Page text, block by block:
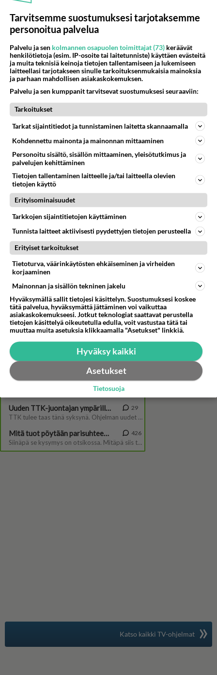
sanavalmis Riitta Väisänen oli
täyskymppi Kymppitonniin!
PARAS LEFFA IKINÄ
Kokkisota-studiossa lentää
läppä - Harri Syrjänen saa
kuitenkin kerrottua
suosikkileffansa!
Katso kaikki TV-ohjelmat »
Tarvitsemme suostumuksesi tarjotaksemme
personoitua palvelua
Palvelu ja sen kolmannen osapuolen toimittajat (73) keräävät
henkilötietoja (esim. IP-osoite tai laitetunniste) käyttäen evästeitä
ja muita teknisiä keinoja tietojen tallentamiseen ja lukemiseen
laitteellasi tarjotakseen sinulle tarkoituksenmukaisia mainoksia
ja parhaan mahdollisen asiakaskokemuksen.
Palvelu ja sen kumppanit tarvitsevat suostumuksesi seuraaviin:
Tarkoitukset
Tarkat sijaintitiedot ja tunnistaminen laitetta skannaamalla
Kohdennettu mainonta ja mainonnan mittaaminen
Personoitu sisältö, sisällön mittaaminen, yleisötutkimus ja
palvelujen kehittäminen
Tietojen tallentaminen laitteelle ja/tai laitteella olevien
tietojen käyttö
Erityisominaisuudet
Tarkkojen sijaintitietojen käyttäminen
Tunnista laitteet aktiivisesti pyydettyjen tietojen perusteella
Erityiset tarkoitukset
Tietoturva, väärinkäytösten ehkäiseminen ja virheiden
korjaaminen
Mainonnan ja sisällön tekninen jakelu
Hyväksymällä sallit tietojesi käsittelyn. Suostumuksesi koskee
tätä palvelua, hyväksymättä jättäminen voi vaikuttaa
asiakaskokemukseesi. Jotkut teknologiat saattavat perustella
tietojen käsittelyä oikeutetulla edulla, voit vastustaa tätä tai
muuttaa muita asetuksia klikkaamalla "Asetukset" linkkiä.
Hyväksy kaikki
Asetukset
Tietosuoja